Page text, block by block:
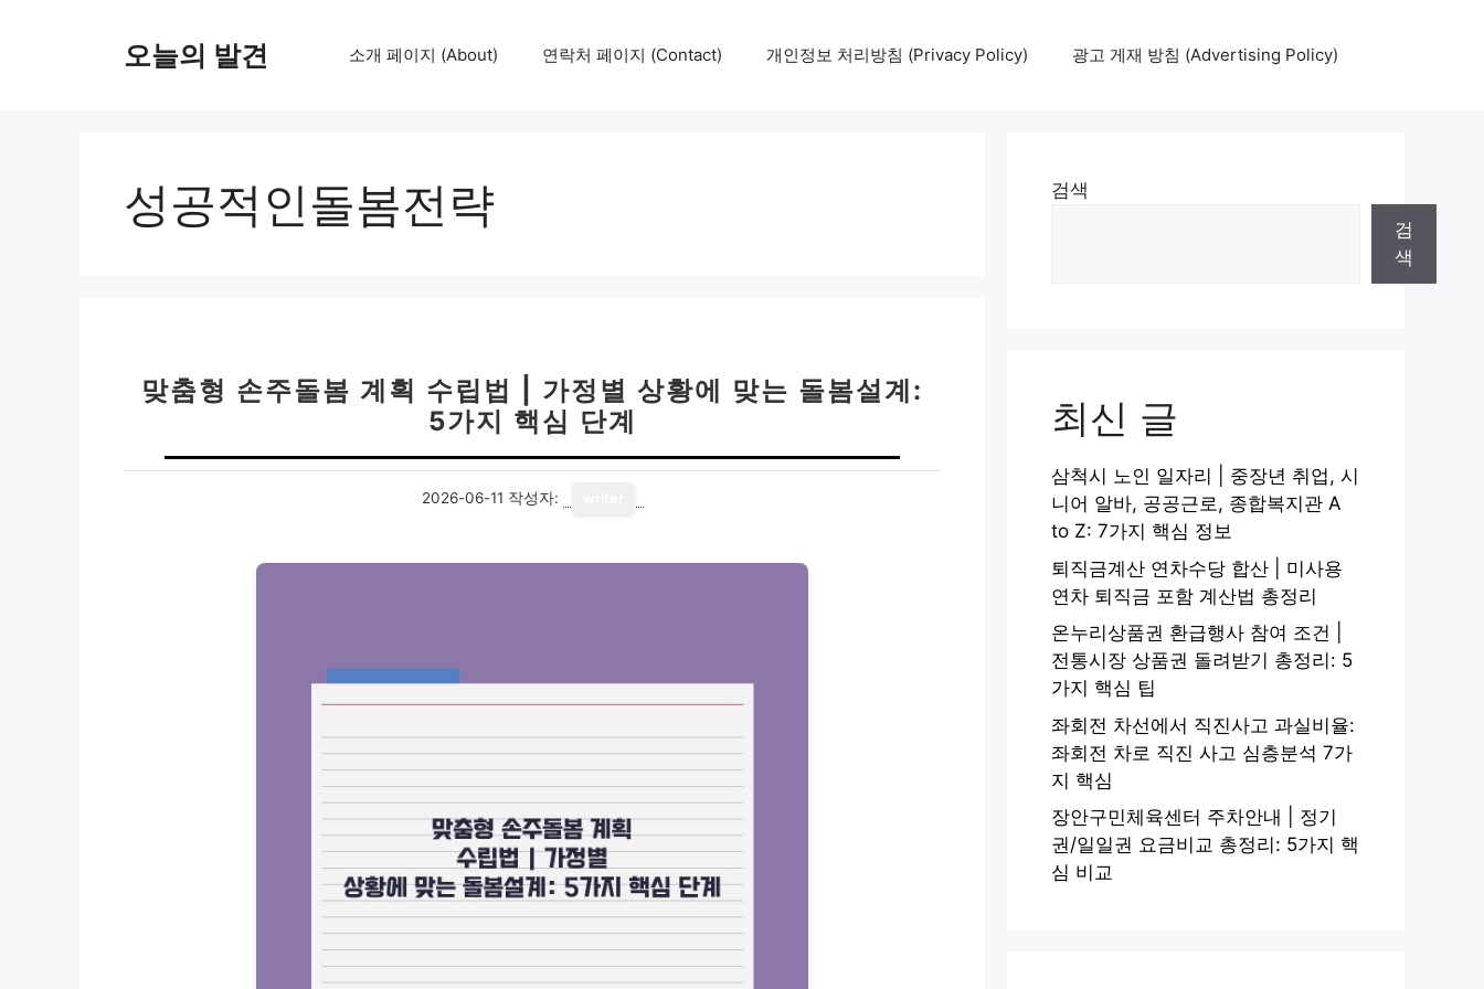
오늘의 발견 소개 페이지 (About) 연락처 페이지 (Contact) 개인정보 처리방침 (Privacy Policy) 광고 게재 방침 (Advertising Policy)
성공적인돌봄전략
맞춤형 손주돌봄 계획 수립법 | 가정별 상황에 맞는 돌봄설계:
5가지 핵심 단계
2026-06-11 작성자:
검색
검
색
최신 글
삼척시 노인 일자리 | 중장년 취업, 시
니어 알바, 공공근로, 종합복지관 A
to Z: 7가지 핵심 정보
퇴직금계산 연차수당 합산 | 미사용
연차 퇴직금 포함 계산법 총정리
온누리상품권 환급행사 참여 조건 |
전통시장 상품권 돌려받기 총정리: 5
가지 핵심 팁
좌회전 차선에서 직진사고 과실비율:
좌회전 차로 직진 사고 심층분석 7가
지 핵심
장안구민체육센터 주차안내 | 정기
권/일일권 요금비교 총정리: 5가지 핵
심 비교